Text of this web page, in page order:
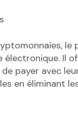
le
Il
payer avec
en éliminant